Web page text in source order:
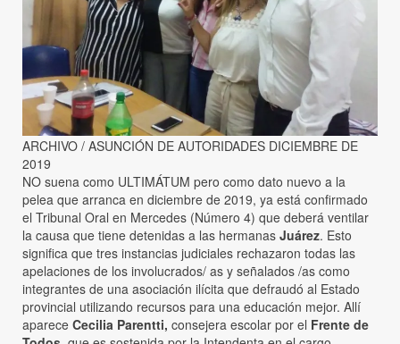
ARCHIVO / ASUNCIÓN DE AUTORIDADES DICIEMBRE DE
2019
NO suena como ULTIMÁTUM pero como dato nuevo a la
pelea que arranca en diciembre de 2019, ya está confirmado
el Tribunal Oral en Mercedes (Número 4) que deberá ventilar
la causa que tiene detenidas a las hermanas Juárez. Esto
significa que tres instancias judiciales rechazaron todas las
apelaciones de los involucrados/ as y señalados /as como
integrantes de una asociación ilícita que defraudó al Estado
provincial utilizando recursos para una educación mejor. Allí
aparece Cecilia Parentti, consejera escolar por el Frente de